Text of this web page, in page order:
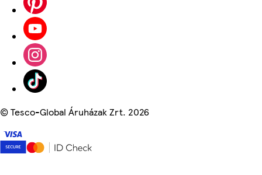
©Tesco-Global Áruházak Zrt. 2026